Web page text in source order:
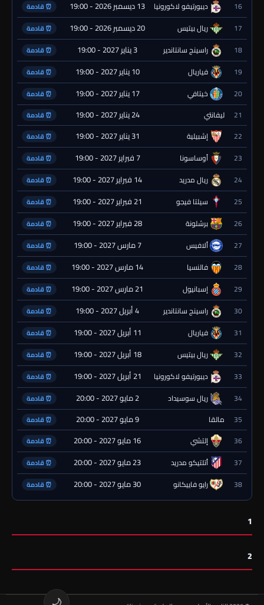
16 ديبورتيفو لاكورونيا 13 ديسمبر 2026 - 19:00 ⏰ قادمة
17 ريال بيتيس 20 ديسمبر 2026 - 19:00 ⏰ قادمة
18 راسينج سانتاندير 3 يناير 2027 - 19:00 ⏰ قادمة
19 فياريال 10 يناير 2027 - 19:00 ⏰ قادمة
20 خيتافي 17 يناير 2027 - 19:00 ⏰ قادمة
21 ليفانتي 24 يناير 2027 - 19:00 ⏰ قادمة
22 إشبيلية 31 يناير 2027 - 19:00 ⏰ قادمة
23 أوساسونا 7 فبراير 2027 - 19:00 ⏰ قادمة
24 ريال مدريد 14 فبراير 2027 - 19:00 ⏰ قادمة
25 سيلتا فيجو 21 فبراير 2027 - 19:00 ⏰ قادمة
26 برشلونة 28 فبراير 2027 - 19:00 ⏰ قادمة
27 ألافيس 7 مارس 2027 - 19:00 ⏰ قادمة
28 فالنسيا 14 مارس 2027 - 19:00 ⏰ قادمة
29 إسبانيول 21 مارس 2027 - 19:00 ⏰ قادمة
30 راسينج سانتاندير 4 أبريل 2027 - 19:00 ⏰ قادمة
31 فياريال 11 أبريل 2027 - 19:00 ⏰ قادمة
32 ريال بيتيس 18 أبريل 2027 - 19:00 ⏰ قادمة
33 ديبورتيفو لاكورونيا 21 أبريل 2027 - 19:00 ⏰ قادمة
34 ريال سوسيداد 2 مايو 2027 - 20:00 ⏰ قادمة
35 مالقا 9 مايو 2027 - 20:00 ⏰ قادمة
36 إلتشي 16 مايو 2027 - 20:00 ⏰ قادمة
37 أتلتيكو مدريد 23 مايو 2027 - 20:00 ⏰ قادمة
38 رايو فاييكانو 30 مايو 2027 - 20:00 ⏰ قادمة
1
2